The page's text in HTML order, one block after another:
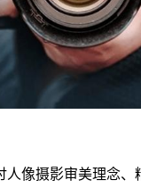
像摄影审美理念